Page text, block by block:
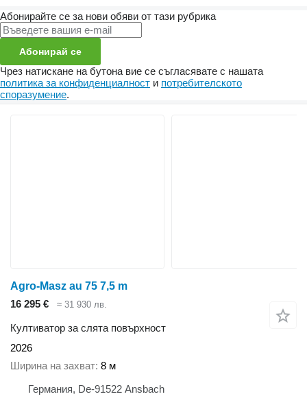
Абонирайте се за нови обяви от тази рубрика
Абонирай се
Чрез натискане на бутона вие се съгласявате с нашата
политика за конфиденциалност и потребителското
споразумение.
Agro-Masz au 75 7,5 m
16 295 €
≈ 31 930 лв.
Култиватор за слята повърхност
2026
Ширина на захват 8 м
Германия, De-91522 Ansbach